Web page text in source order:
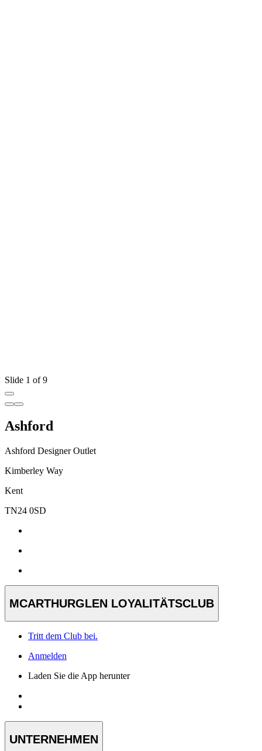
Slide 1 of 9
Ashford
Ashford Designer Outlet
Kimberley Way
Kent
TN24 0SD
MCARTHURGLEN LOYALITÄTSCLUB
Tritt dem Club bei.
Anmelden
Laden Sie die App herunter
UNTERNEHMEN